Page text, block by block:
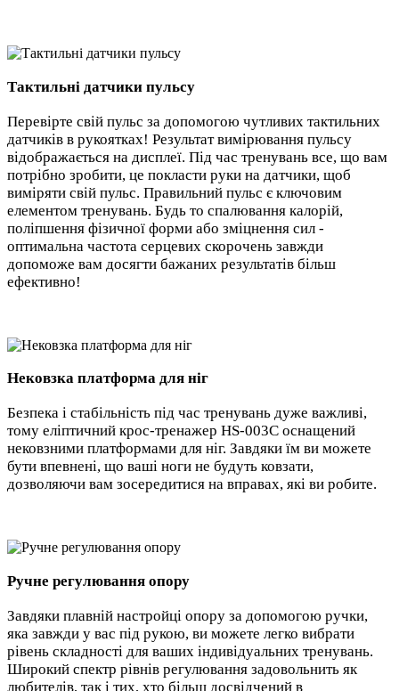
Тактильні датчики пульсу
Перевірте свій пульс за допомогою чутливих тактильних
датчиків в рукоятках! Результат вимірювання пульсу
відображається на дисплеї. Під час тренувань все, що вам
потрібно зробити, це покласти руки на датчики, щоб
виміряти свій пульс. Правильний пульс є ключовим
елементом тренувань. Будь то спалювання калорій,
поліпшення фізичної форми або зміцнення сил -
оптимальна частота серцевих скорочень завжди
допоможе вам досягти бажаних результатів більш
ефективно!
Нековзка платформа для ніг
Безпека і стабільність під час тренувань дуже важливі,
тому еліптичний крос-тренажер HS-003C оснащений
нековзними платформами для ніг. Завдяки їм ви можете
бути впевнені, що ваші ноги не будуть ковзати,
дозволяючи вам зосередитися на вправах, які ви робите.
Ручне регулювання опору
Завдяки плавній настройці опору за допомогою ручки,
яка завжди у вас під рукою, ви можете легко вибрати
рівень складності для ваших індивідуальних тренувань.
Широкий спектр рівнів регулювання задовольнить як
любителів, так і тих, хто більш досвідчений в